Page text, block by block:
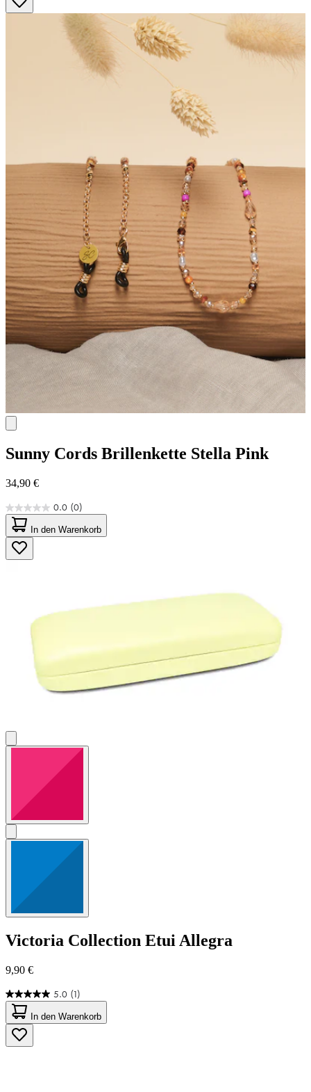
Sternen.
88
Bewertungen
Sunny Cords Brillenkette Stella Pink
34,90 €
0.0 (0)
0.0
von
5
Sternen.
In den Warenkorb
Victoria Collection Etui Allegra
9,90 €
5.0 (1)
5.0
von
5
Sternen.
1
In den Warenkorb